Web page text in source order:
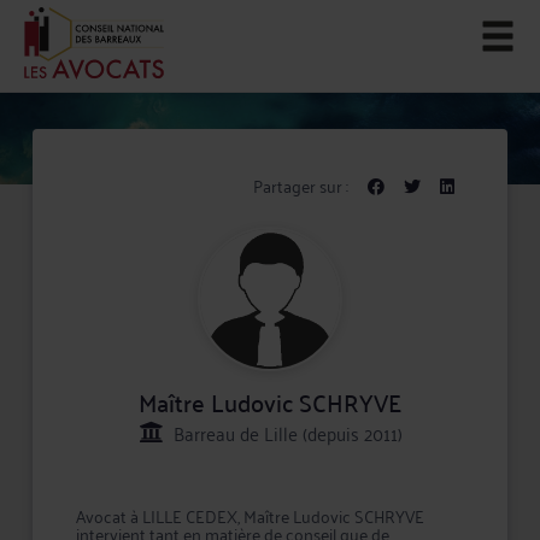
Partager sur :
Maître Ludovic SCHRYVE
Barreau de Lille (depuis 2011)
Avocat à LILLE CEDEX, Maître Ludovic SCHRYVE
intervient tant en matière de conseil que de